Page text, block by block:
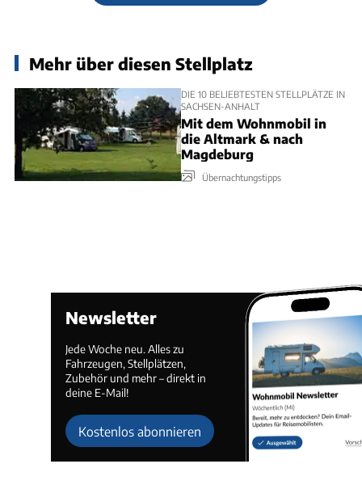
Mehr über diesen Stellplatz
DIE 10 BELIEBTESTEN STELLPLÄTZE IN
SACHSEN-ANHALT
Mit dem Wohnmobil in
die Altmark & nach
Magdeburg
Übernachtungstipps
Newsletter
Jede Woche neu. Alles zu
Fahrzeugen, Stellplätzen,
Zubehör und mehr – direkt in
deine E-Mail!
Kostenlos abonnieren